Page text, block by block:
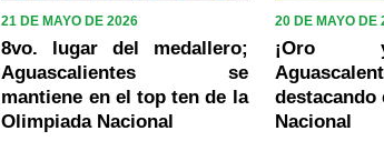
21 DE MAYO DE 2026
8vo. lugar del medallero;
Aguascalientes se
mantiene en el top ten de la
Olimpiada Nacional
20 DE MAYO DE
¡Oro
destacando
Nacional